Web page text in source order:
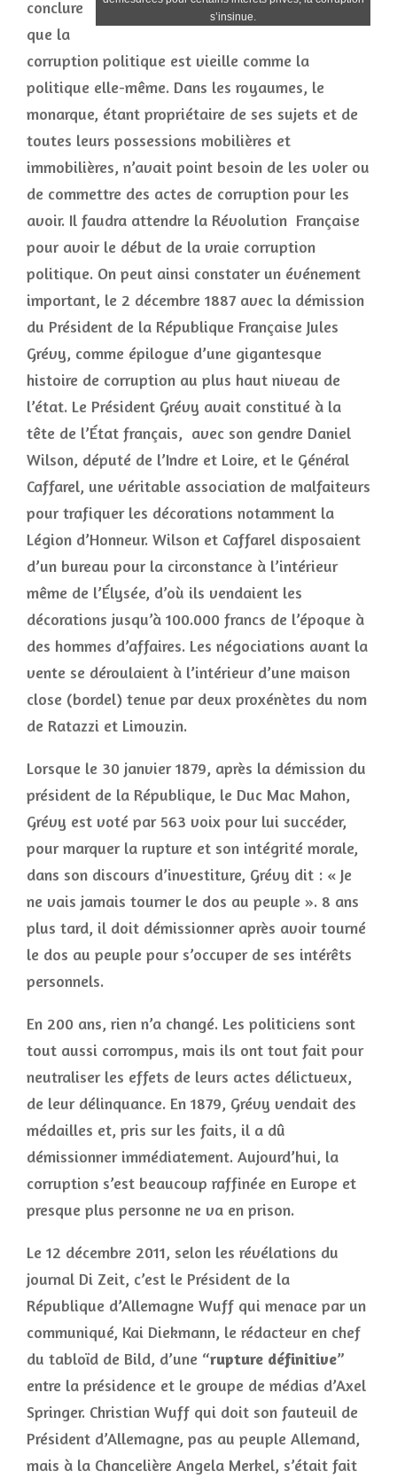
s’insinue.
conclure
que la
corruption politique est vieille comme la
politique elle-même. Dans les royaumes, le
monarque, étant propriétaire de ses sujets et de
toutes leurs possessions mobilières et
immobilières, n’avait point besoin de les voler ou
de commettre des actes de corruption pour les
avoir. Il faudra attendre la Révolution Française
pour avoir le début de la vraie corruption
politique. On peut ainsi constater un événement
important, le 2 décembre 1887 avec la démission
du Président de la République Française Jules
Grévy, comme épilogue d’une gigantesque
histoire de corruption au plus haut niveau de
l’état. Le Président Grévy avait constitué à la
tête de l’État français, avec son gendre Daniel
Wilson, député de l’Indre et Loire, et le Général
Caffarel, une véritable association de malfaiteurs
pour trafiquer les décorations notamment la
Légion d’Honneur. Wilson et Caffarel disposaient
d’un bureau pour la circonstance à l’intérieur
même de l’Élysée, d’où ils vendaient les
décorations jusqu’à 100.000 francs de l’époque à
des hommes d’affaires. Les négociations avant la
vente se déroulaient à l’intérieur d’une maison
close (bordel) tenue par deux proxénètes du nom
de Ratazzi et Limouzin.
Lorsque le 30 janvier 1879, après la démission du
président de la République, le Duc Mac Mahon,
Grévy est voté par 563 voix pour lui succéder,
pour marquer la rupture et son intégrité morale,
dans son discours d’investiture, Grévy dit : « Je
ne vais jamais tourner le dos au peuple ». 8 ans
plus tard, il doit démissionner après avoir tourné
le dos au peuple pour s’occuper de ses intérêts
personnels.
En 200 ans, rien n’a changé. Les politiciens sont
tout aussi corrompus, mais ils ont tout fait pour
neutraliser les effets de leurs actes délictueux,
de leur délinquance. En 1879, Grévy vendait des
médailles et, pris sur les faits, il a dû
démissionner immédiatement. Aujourd’hui, la
corruption s’est beaucoup raffinée en Europe et
presque plus personne ne va en prison.
Le 12 décembre 2011, selon les révélations du
journal Di Zeit, c’est le Président de la
République d’Allemagne Wuff qui menace par un
communiqué, Kai Diekmann, le rédacteur en chef
du tabloïd de Bild, d’une “rupture définitive”
entre la présidence et le groupe de médias d’Axel
Springer. Christian Wuff qui doit son fauteuil de
Président d’Allemagne, pas au peuple Allemand,
mais à la Chancelière Angela Merkel, s’était fait